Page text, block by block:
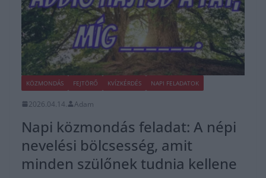
KÖZMONDÁS FEJTÖRŐ KVÍZKÉRDÉS NAPI FELADATOK
2026.04.14. Adam
Napi közmondás feladat: A népi
nevelési bölcsesség, amit
minden szülőnek tudnia kellene